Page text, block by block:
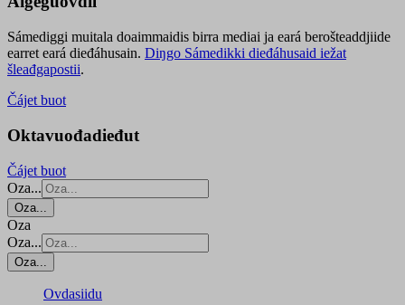
Sámediggi muitala doaimmaidis birra mediai ja eará berošteaddjiide
earret eará dieđáhusain. Diŋgo Sámedikki dieđáhusaid iežat
šleađgapostii.
Čájet buot
Oktavuođadieđut
Čájet buot
Oza...
Oza...
Oza
Oza...
Oza...
Ovdasiidu